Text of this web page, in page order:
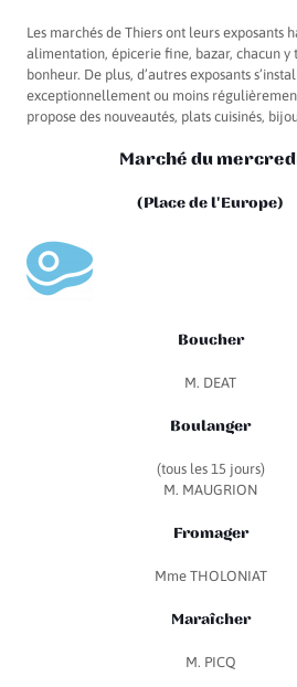
Les marchés de Thiers ont leurs exposants
alimentation, épicerie fine, bazar, chacun y
bonheur. De plus, d’autres exposants
exceptionnellement ou moins
propose des nouveautés, plats cuisinés,
Marché du
(Place de l'Europe)
Boucher
M. DEAT
Boulanger
(tous les 15 jours)
M. MAUGRION
Fromager
Mme THOLONIAT
Maraîcher
M. PICQ